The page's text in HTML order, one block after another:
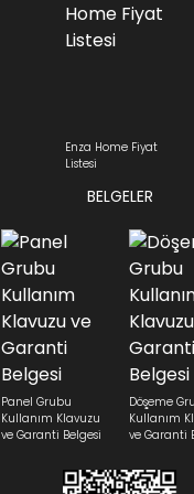
Enza Home Fiyat
Listesi
BELGELER
Panel Grubu
Kullanım Klavuzu
ve Garanti Belgesi
Döşeme
Kullanım
ve Garanti